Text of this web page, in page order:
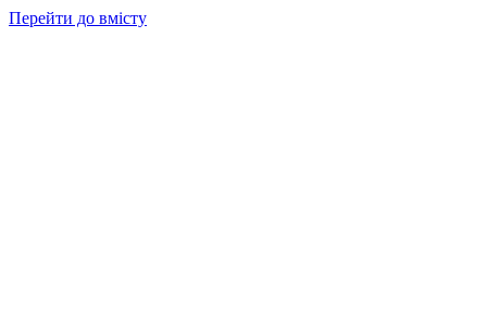
Перейти до вмісту